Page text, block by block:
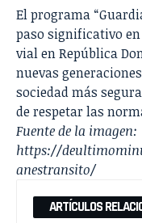
El programa
paso significativo
vial en República
nuevas
sociedad más
de respetar las
Fuente de la imagen:
https://
anestransito/
ARTÍCULOS